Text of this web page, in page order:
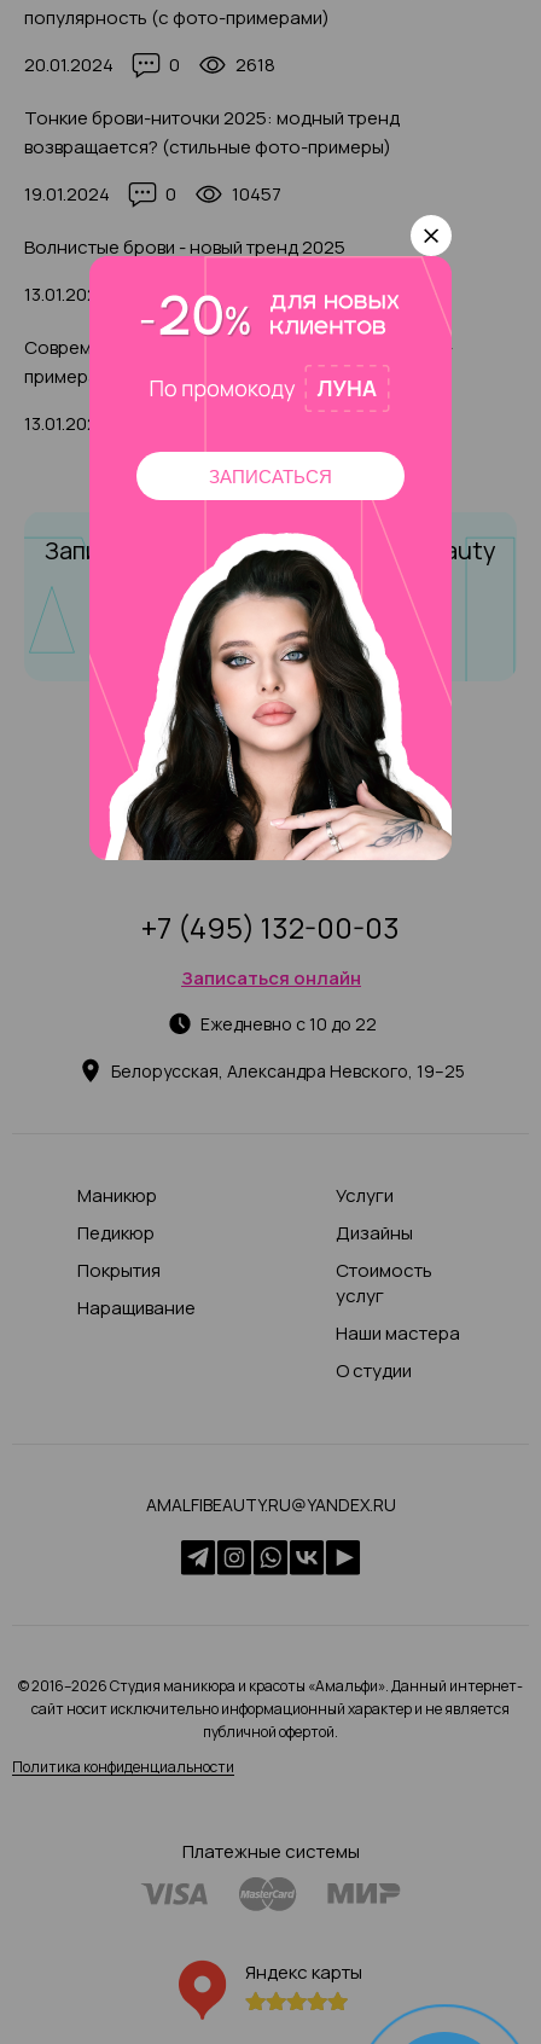
популярность (с фото-примерами)
20.01.2024
0 2618
Тонкие брови-ниточки 2025: модный тренд
возвращается? (стильные фото-примеры)
19.01.2024
0 10457
Волнистые брови - новый тренд 2025
13.01.2024
0
Современная соболиная мода на брови: с фото-
примерами 2025 года
13.01.2024
Запишитесь на маникюрв Amalfi Beauty
Записаться онлайн
Белорусская, Александра Невского, 19–25
Ежедневно с 10 до 22
Записаться онлайн
+7 (495) 132-00-03
Маникюр
Педикюр
Покрытия
Наращивание
Услуги
Дизайны
Стоимость
услуг
Наши мастера
О студии
AMALFIBEAUTY.RU@YANDEX.RU
© 2016–2026 Студия маникюра и красоты «Амальфи». Данный интернет-
сайт носит исключительно информационный характер и не является
публичной офертой.
Политика конфиденциальности
Платежные системы
Яндекс карты
ЗАПИСАТЬСЯ